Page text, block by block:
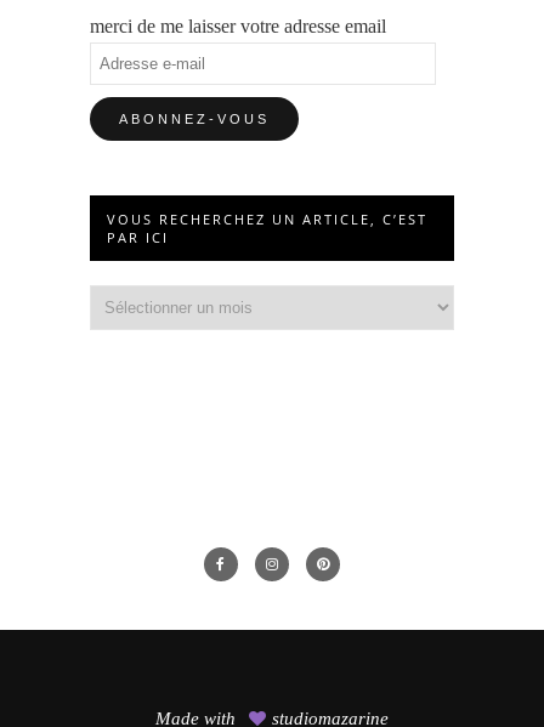
merci de me laisser votre adresse email
Adresse
e-
mail
VOUS RECHERCHEZ UN ARTICLE, C’EST
PAR ICI
recherchez
Made with studiomazarine